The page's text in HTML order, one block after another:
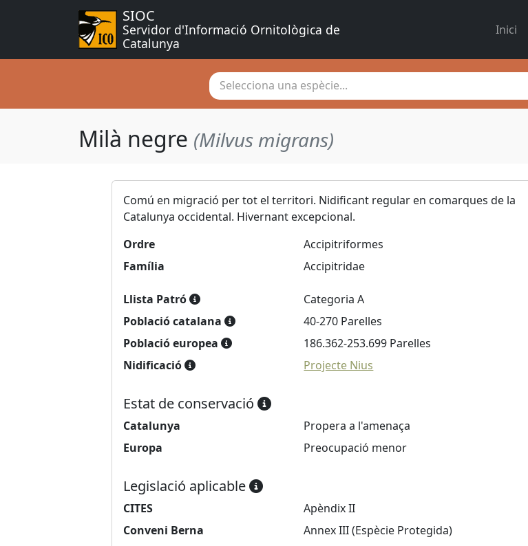
SIOC
Servidor d'Informació Ornitològica de
Catalunya
Inici
Selecciona una espècie...
Milà negre (Milvus migrans)
Comú en migració per tot el territori. Nidificant regular en comarques de la
Catalunya occidental. Hivernant excepcional.
Ordre
Accipitriformes
Família
Accipitridae
Llista Patró
Categoria A
Població catalana
40-270 Parelles
Població europea
186.362-253.699 Parelles
Nidificació
Projecte Nius
Estat de conservació
Catalunya
Propera a l'amenaça
Europa
Preocupació menor
Legislació aplicable
CITES
Apèndix II
Conveni Berna
Annex III (Espècie Protegida)